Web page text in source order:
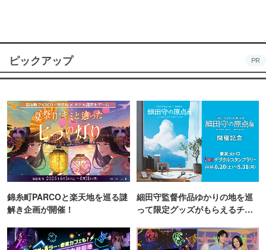
ピックアップ PR
錦糸町PARCOと楽天地を巡る謎
解き企画が開催！
細田守監督作品ゆかりの地を巡
って限定グッズがもらえるチャ